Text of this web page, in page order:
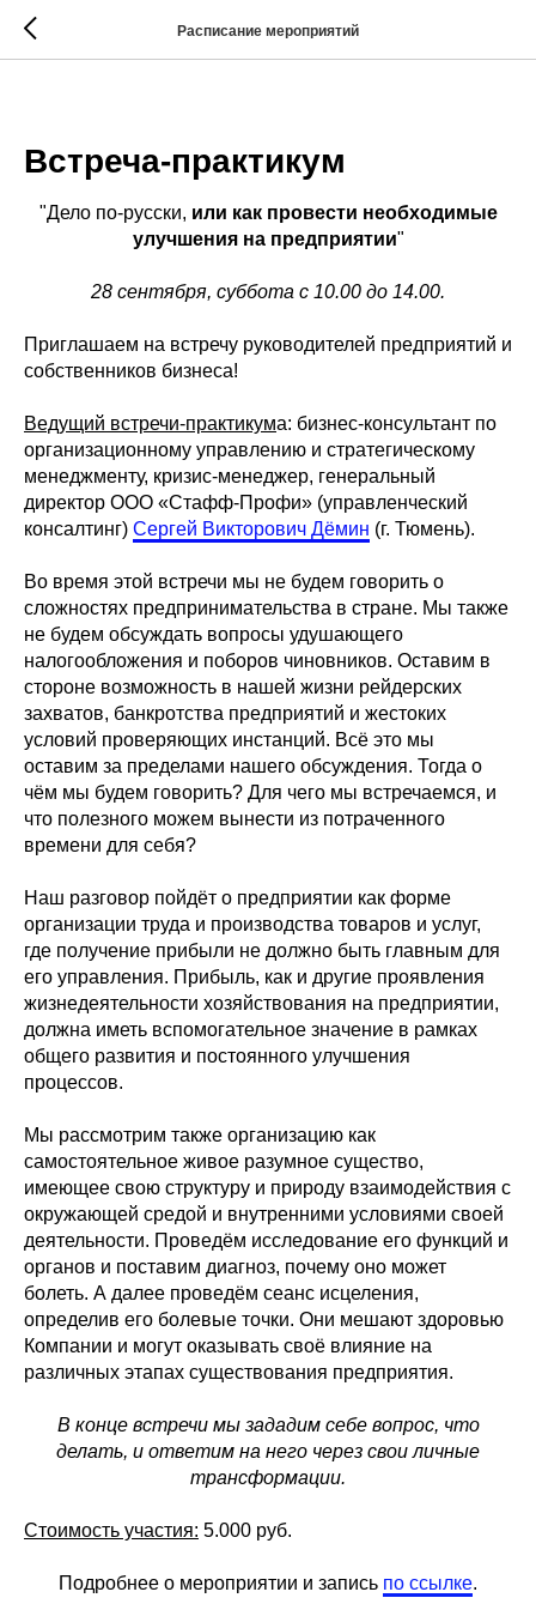
Расписание мероприятий
Встреча-практикум
"Дело по-русски, или как провести необходимые
улучшения на предприятии"
28 сентября, суббота с 10.00 до 14.00.
Приглашаем на встречу руководителей предприятий и
собственников бизнеса!
Ведущий встречи-практикума: бизнес-консультант по
организационному управлению и стратегическому
менеджменту, кризис-менеджер, генеральный
директор ООО «Стафф-Профи» (управленческий
консалтинг) Сергей Викторович Дёмин (г. Тюмень).
Во время этой встречи мы не будем говорить о
сложностях предпринимательства в стране. Мы также
не будем обсуждать вопросы удушающего
налогообложения и поборов чиновников. Оставим в
стороне возможность в нашей жизни рейдерских
захватов, банкротства предприятий и жестоких
условий проверяющих инстанций. Всё это мы
оставим за пределами нашего обсуждения. Тогда о
чём мы будем говорить? Для чего мы встречаемся, и
что полезного можем вынести из потраченного
времени для себя?
Наш разговор пойдёт о предприятии как форме
организации труда и производства товаров и услуг,
где получение прибыли не должно быть главным для
его управления. Прибыль, как и другие проявления
жизнедеятельности хозяйствования на предприятии,
должна иметь вспомогательное значение в рамках
общего развития и постоянного улучшения
процессов.
Мы рассмотрим также организацию как
самостоятельное живое разумное существо,
имеющее свою структуру и природу взаимодействия с
окружающей средой и внутренними условиями своей
деятельности. Проведём исследование его функций и
органов и поставим диагноз, почему оно может
болеть. А далее проведём сеанс исцеления,
определив его болевые точки. Они мешают здоровью
Компании и могут оказывать своё влияние на
различных этапах существования предприятия.
В конце встречи мы зададим себе вопрос, что
делать, и ответим на него через свои личные
трансформации.
Стоимость участия: 5.000 руб.
Подробнее о мероприятии и запись по ссылке.